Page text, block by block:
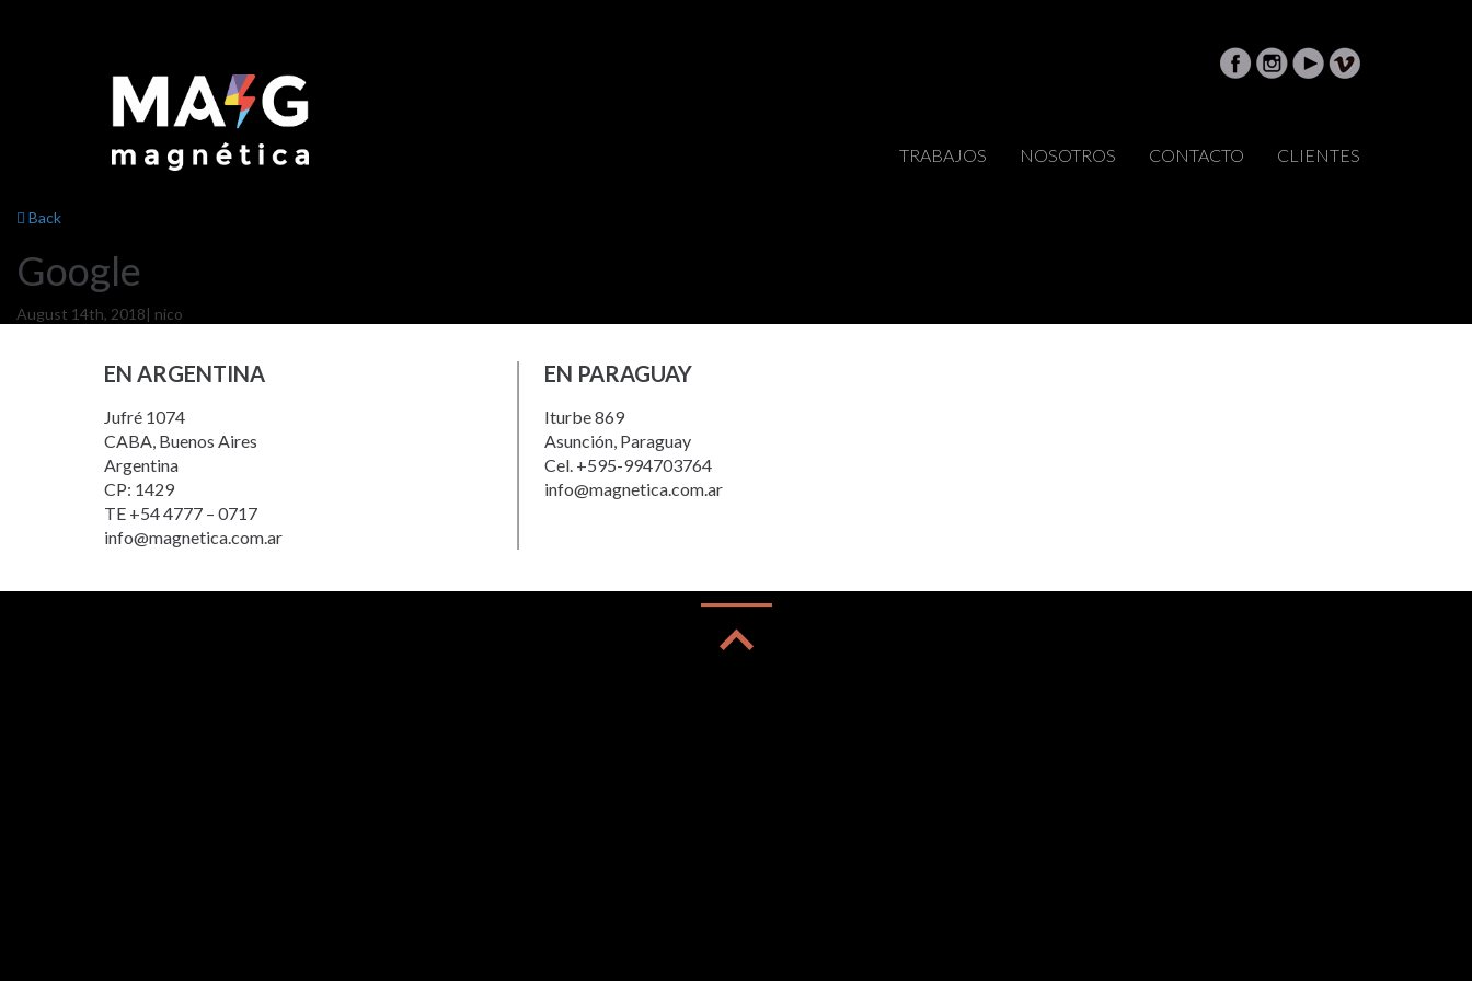
TRABAJOS NOSOTROS CONTACTO CLIENTES
Back
Google
August 14th, 2018| nico
EN ARGENTINA
Jufré 1074
CABA, Buenos Aires
Argentina
CP: 1429
TE +54 4777 – 0717
info@magnetica.com.ar
EN PARAGUAY
Iturbe 869
Asunción, Paraguay
Cel. +595-994703764
info@magnetica.com.ar